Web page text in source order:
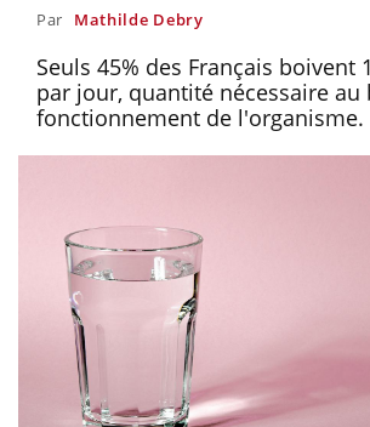
Par Mathilde Debry
Seuls 45% des Français boivent
par jour, quantité nécessaire au
fonctionnement de l'organisme.